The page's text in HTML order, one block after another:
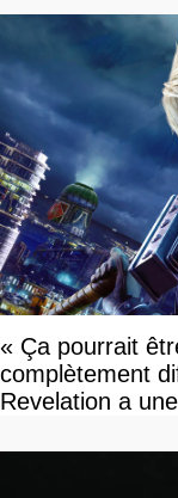
« Ça pourrait
complètement
Revelation a